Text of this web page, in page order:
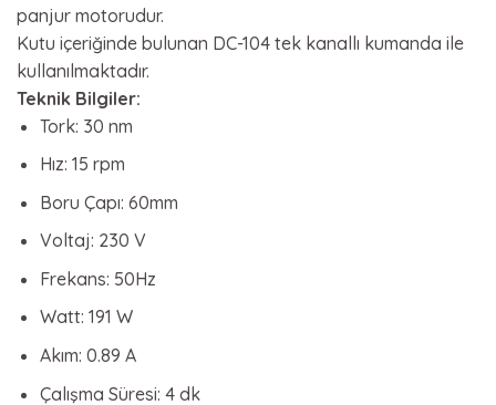
panjur motorudur.
Kutu içeriğinde bulunan DC-104 tek kanallı kumanda ile
kullanılmaktadır.
Teknik Bilgiler:
Tork: 30 nm
Hız: 15 rpm
Boru Çapı: 60mm
Voltaj: 230 V
Frekans: 50Hz
Watt: 191 W
Akım: 0.89 A
Çalışma Süresi: 4 dk